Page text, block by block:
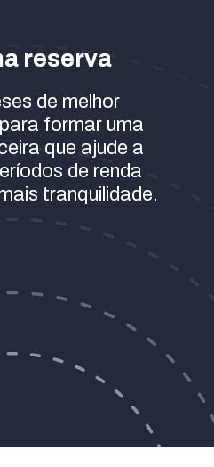
reserva
de melhor
formar uma
que ajude a
de renda
tranquilidade.